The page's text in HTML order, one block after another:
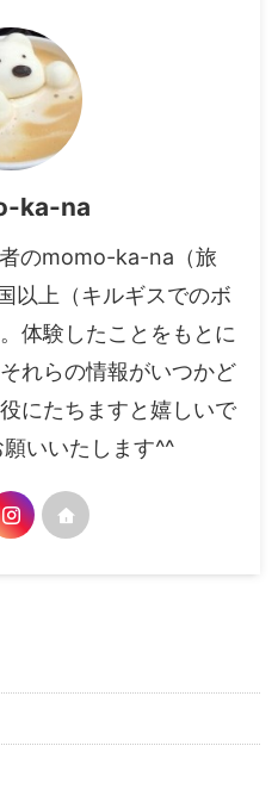
ka-na
者のmomo-ka-na（旅
以上（キルギスでのボ
体験したことをもとに
れらの情報がいつかど
にたちますと嬉しいで
いいたします^^